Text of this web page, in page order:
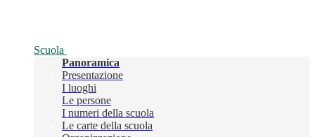
Scuola
Panoramica
Presentazione
I luoghi
Le persone
I numeri della scuola
Le carte della scuola